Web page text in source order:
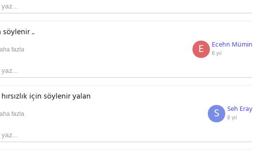
..
fazla Ecehn Mümin
8 yıl
E
için söylenir yalan
fazla Seh Eray
8 yıl
S